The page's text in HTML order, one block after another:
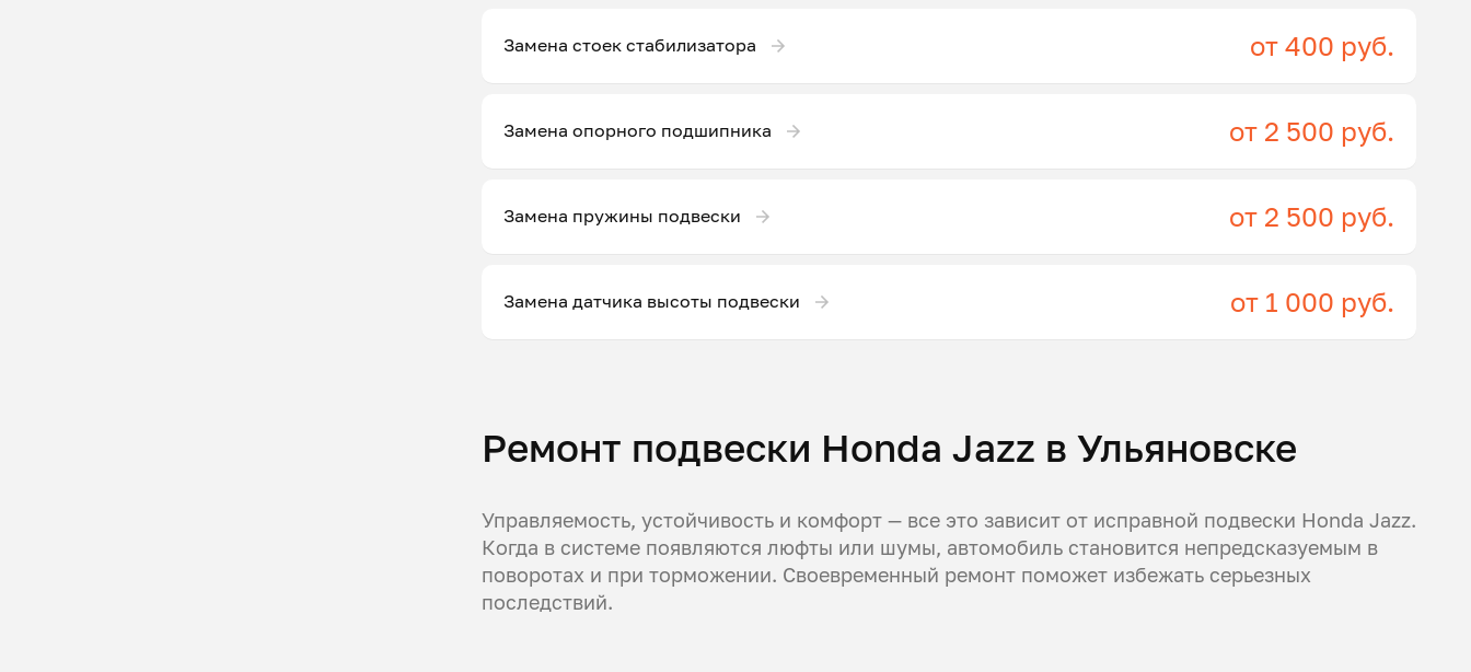
Замена стоек стабилизатора от 400 руб.
Замена опорного подшипника от 2 500 руб.
Замена пружины подвески от 2 500 руб.
Замена датчика высоты подвески от 1 000 руб.
Ремонт подвески Honda Jazz в Ульяновске
Управляемость, устойчивость и комфорт — все это зависит от исправной подвески Honda Jazz.
Когда в системе появляются люфты или шумы, автомобиль становится непредсказуемым в
поворотах и при торможении. Своевременный ремонт поможет избежать серьезных
последствий.